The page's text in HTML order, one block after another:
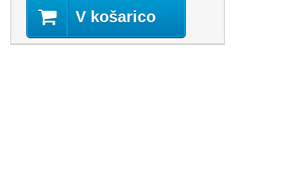
V košarico